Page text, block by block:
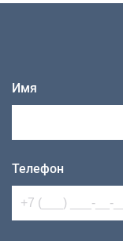
Имя
Телефон